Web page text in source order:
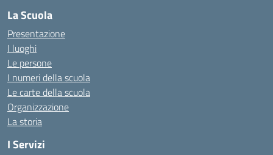
La Scuola
Presentazione
I luoghi
Le persone
I numeri della scuola
Le carte della scuola
Organizzazione
La storia
I Servizi